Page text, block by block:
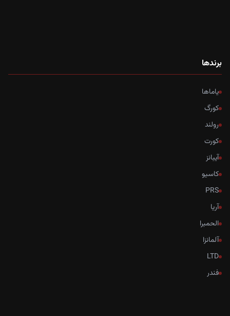
برندها
یاماها
کورگ
رولند
کورت
آیبانز
کاسیو
PRS
آریا
الحمبرا
آلمانزا
LTD
فندر